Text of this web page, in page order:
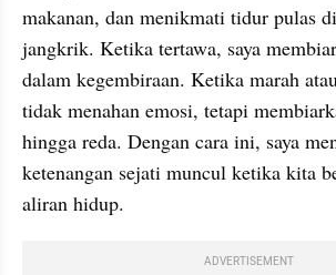
makanan, dan menikmati tidur pulas
jangkrik. Ketika tertawa, saya
dalam kegembiraan. Ketika marah
tidak menahan emosi, tetapi
hingga reda. Dengan cara ini, saya
ketenangan sejati muncul ketika kita
aliran hidup.
ADVERTISEMENT